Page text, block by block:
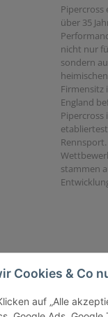
Cookies & Co
auf „Alle
Pipercross
über 35
nicht nur
sondern
England
Pipercross
stammen
Vertrauen: